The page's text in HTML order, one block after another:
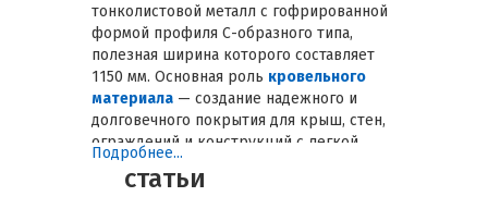
тонколистовой металл с гофрированной
формой профиля С-образного типа,
полезная ширина которого составляет
1150 мм. Основная роль кровельного
материала — создание надежного и
долговечного покрытия для крыш, стен,
ограждений и конструкций с легкой
несущей нагрузкой. Правильный выбор
профнастила обеспечивает защиту от
Подробнее...
статьи